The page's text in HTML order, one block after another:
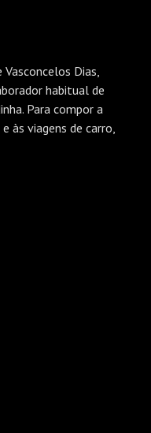
Dias,
habitual de
Para compor a
às viagens de carro,